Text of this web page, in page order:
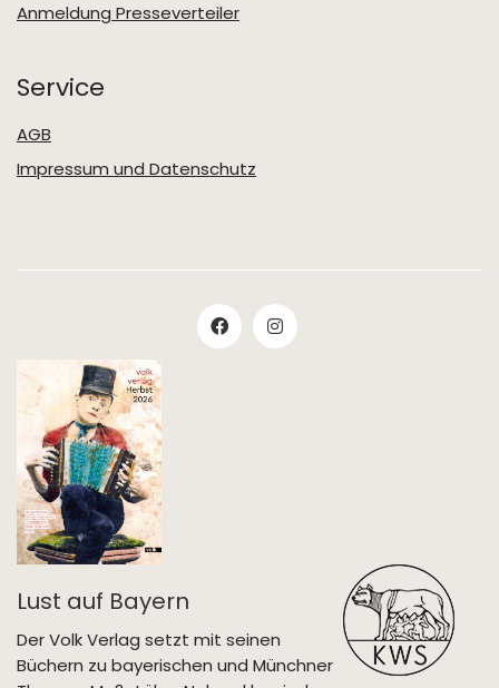
Anmeldung Presseverteiler
Service
AGB
Impressum und Datenschutz
Lust auf Bayern
Der Volk Verlag setzt mit seinen
Büchern zu bayerischen und Münchner